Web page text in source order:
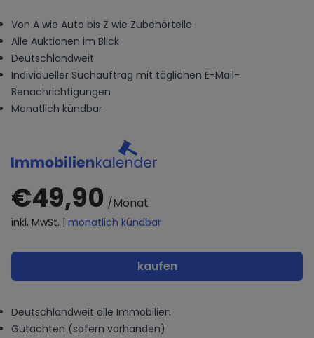
Von A wie Auto bis Z wie Zubehörteile
Alle Auktionen im Blick
Deutschlandweit
Individueller Suchauftrag mit täglichen E-Mail-
Benachrichtigungen
Monatlich kündbar
€49,90 /Monat
inkl. MwSt. | monatlich kündbar
kaufen
Deutschlandweit alle Immobilien
Gutachten (sofern vorhanden)